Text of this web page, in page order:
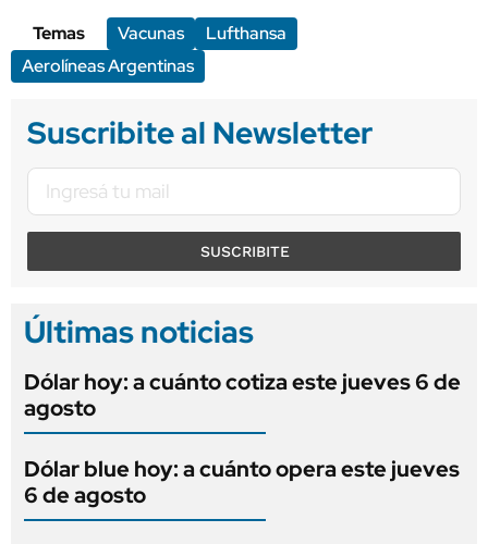
Temas
Vacunas
Lufthansa
Aerolíneas Argentinas
Suscribite al Newsletter
SUSCRIBITE
Últimas noticias
Dólar hoy: a cuánto cotiza este jueves 6 de
agosto
Dólar blue hoy: a cuánto opera este jueves
6 de agosto